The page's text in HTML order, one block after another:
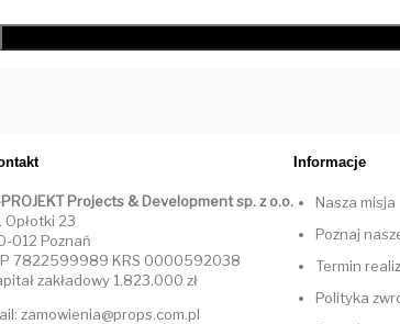
Projects & Development sp. z o.o.
Opłotki 23
012 Poznań
7822599989 KRS 0000592038
zakładowy 1.823.000 zł
zamowienia@props.com.pl
Informacje
Nasza misja
Poznaj
Termin
Polityka